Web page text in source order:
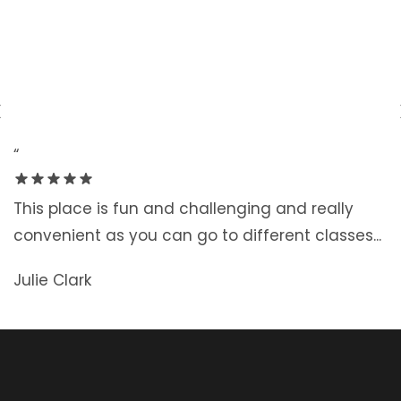
“
This place is fun and challenging and really
convenient as you can go to different classes...
Julie Clark